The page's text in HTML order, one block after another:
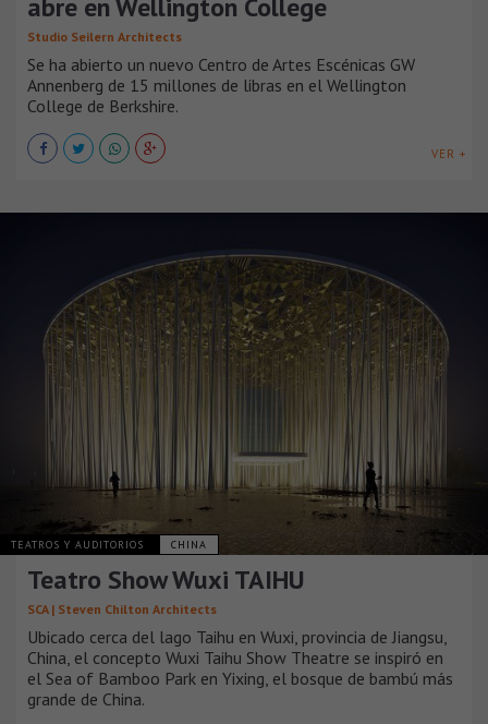
abre en Wellington College
Studio Seilern Architects
Se ha abierto un nuevo Centro de Artes Escénicas GW
Annenberg de 15 millones de libras en el Wellington
College de Berkshire.
VER +
TEATROS Y AUDITORIOS CHINA
Teatro Show Wuxi TAIHU
SCA | Steven Chilton Architects
Ubicado cerca del lago Taihu en Wuxi, provincia de Jiangsu,
China, el concepto Wuxi Taihu Show Theatre se inspiró en
el Sea of Bamboo Park en Yixing, el bosque de bambú más
grande de China.